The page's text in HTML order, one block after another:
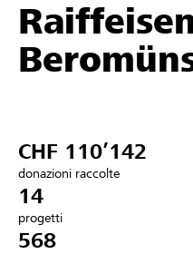
Sostenere
Aiuto & supporto
Collegarsi
CHF 110’142
donazioni raccolte
14
progetti
568